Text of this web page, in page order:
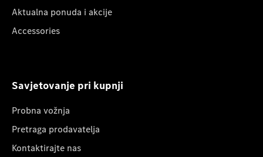
Aktualna ponuda i akcije
Accessories
Savjetovanje pri kupnji
Probna vožnja
Pretraga prodavatelja
Kontaktirajte nas